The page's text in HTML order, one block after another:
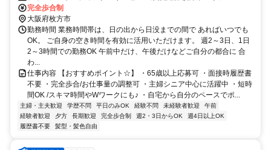
完全歩合制
大阪府枚方市
勤務時間 業務時間帯は、日の出から日没までの間で あればいつでも
OK。 ご自身の空き時間を有効に活用いただけます。 週2～3日、1日
2～3時間での勤務OK 午前中だけ、午後だけなどご自分の都合に 合
わ...
仕事内容 【おすすめポイント☆】 ・65歳以上応募可 ・面接時履歴書
不要 ・完全歩合/お仕事量の調整可 ・主婦シニア中心に活躍中 ・短時
間OK /スキマ時間やWワークにも♪ ・自宅から自分のペースでポ...
主婦・主夫歓迎 学歴不問 平日のみOK 経験不問 未経験者歓迎
午前
経験者歓迎
夕方 長期歓迎 完全歩合制 週2・3日からOK
週4日以上OK
履歴書不要
髪型・髪色自由